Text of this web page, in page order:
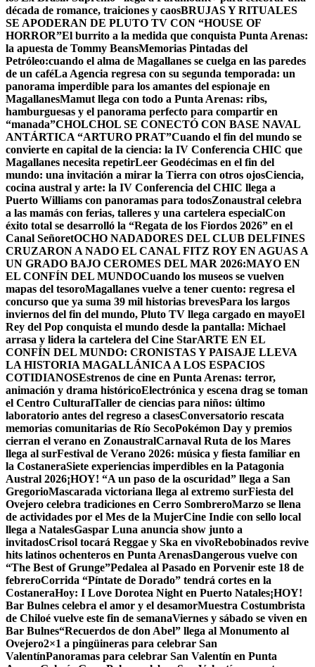
década de romance, traiciones y caosBRUJAS Y RITUALES
SE APODERAN DE PLUTO TV CON “HOUSE OF
HORROR”El burrito a la medida que conquista Punta Arenas:
la apuesta de Tommy BeansMemorias Pintadas del
Petróleo:cuando el alma de Magallanes se cuelga en las paredes
de un caféLa Agencia regresa con su segunda temporada: un
panorama imperdible para los amantes del espionaje en
MagallanesMamut llega con todo a Punta Arenas: ribs,
hamburguesas y el panorama perfecto para compartir en
“manada”CHOLCHOL SE CONECTÓ CON BASE NAVAL
ANTÁRTICA “ARTURO PRAT”Cuando el fin del mundo se
convierte en capital de la ciencia: la IV Conferencia CHIC que
Magallanes necesita repetirLeer Geodécimas en el fin del
mundo: una invitación a mirar la Tierra con otros ojosCiencia,
cocina austral y arte: la IV Conferencia del CHIC llega a
Puerto Williams con panoramas para todosZonaustral celebra
a las mamás con ferias, talleres y una cartelera especialCon
éxito total se desarrolló la “Regata de los Fiordos 2026” en el
Canal SeñoretOCHO NADADORES DEL CLUB DELFINES
CRUZARON A NADO EL CANAL FITZ ROY EN AGUAS A
UN GRADO BAJO CEROMES DEL MAR 2026:MAYO EN
EL CONFÍN DEL MUNDOCuando los museos se vuelven
mapas del tesoroMagallanes vuelve a tener cuento: regresa el
concurso que ya suma 39 mil historias brevesPara los largos
inviernos del fin del mundo, Pluto TV llega cargado en mayoEl
Rey del Pop conquista el mundo desde la pantalla: Michael
arrasa y lidera la cartelera del Cine StarARTE EN EL
CONFÍN DEL MUNDO: CRONISTAS Y PAISAJE LLEVA
LA HISTORIA MAGALLÁNICA A LOS ESPACIOS
COTIDIANOSEstrenos de cine en Punta Arenas: terror,
animación y drama históricoElectrónica y escena drag se toman
el Centro CulturalTaller de ciencias para niños: último
laboratorio antes del regreso a clasesConversatorio rescata
memorias comunitarias de Río SecoPokémon Day y premios
cierran el verano en ZonaustralCarnaval Ruta de los Mares
llega al surFestival de Verano 2026: música y fiesta familiar en
la CostaneraSiete experiencias imperdibles en la Patagonia
Austral 2026¡HOY! “A un paso de la oscuridad” llega a San
GregorioMascarada victoriana llega al extremo surFiesta del
Ovejero celebra tradiciones en Cerro SombreroMarzo se llena
de actividades por el Mes de la MujerCine Indie con sello local
llega a NatalesGaspar Luna anuncia show junto a
invitadosCrisol tocará Reggae y Ska en vivoRebobinados revive
hits latinos ochenteros en Punta ArenasDangerous vuelve con
“The Best of Grunge”Pedalea al Pasado en Porvenir este 18 de
febreroCorrida “Píntate de Dorado” tendrá cortes en la
CostaneraHoy: I Love Dorotea Night en Puerto Natales¡HOY!
Bar Bulnes celebra el amor y el desamorMuestra Costumbrista
de Chiloé vuelve este fin de semanaViernes y sábado se viven en
Bar Bulnes“Recuerdos de don Abel” llega al Monumento al
Ovejero2×1 a pingüineras para celebrar San
ValentínPanoramas para celebrar San Valentín en Punta